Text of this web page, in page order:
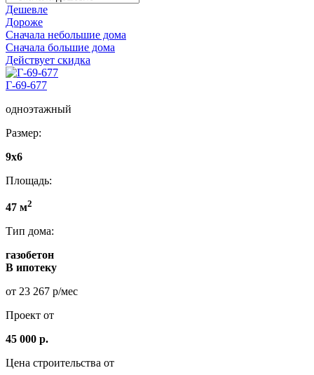
Дешевле
Дороже
Сначала небольшие дома
Сначала большие дома
Действует скидка
Г-69-677
одноэтажный
Размер:
9x6
Площадь:
47 м2
Тип дома:
газобетон
В ипотеку
от 23 267 р/мес
Проект от
45 000 р.
Цена строительства от